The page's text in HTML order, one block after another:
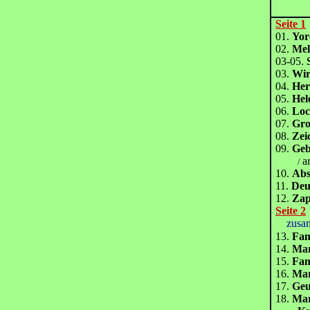
Seite 1
01.
02.
03-05.
03.
04.
05.
06.
07.
08.
09.
/
10.
11.
12.
Seite 2
13.
14.
15.
16.
17.
18.